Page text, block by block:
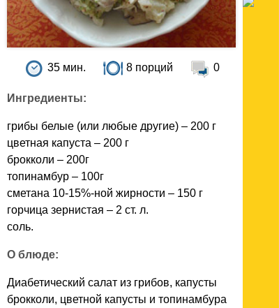
35 мин. 8 порций 0
Ингредиенты:
грибы белые (или любые другие) – 200 г
цветная капуста – 200 г
брокколи – 200г
топинамбур – 100г
сметана 10-15%-ной жирности – 150 г
горчица зернистая – 2 ст. л.
соль.
О блюде:
Диабетический салат из грибов, капусты
брокколи, цветной капусты и топинамбура